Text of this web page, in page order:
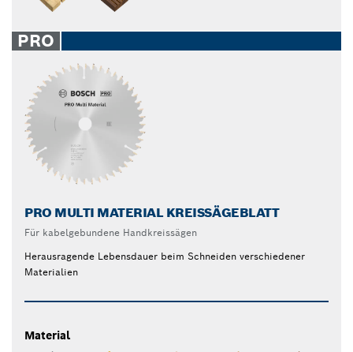
PRO
PRO MULTI MATERIAL KREISSÄGEBLATT
Für kabelgebundene Handkreissägen
Herausragende Lebensdauer beim Schneiden verschiedener
Materialien
Material